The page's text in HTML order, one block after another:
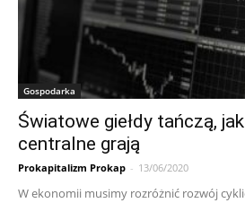
Gospodarka
Światowe giełdy tańczą,
centralne grają
Prokapitalizm Prokap - 13/06/2020
W ekonomii musimy rozróżnić rozwój